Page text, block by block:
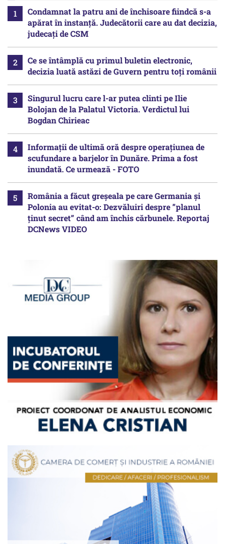
Condamnat la patru ani de închisoare fiindcă s-a
apărat în instanță. Judecătorii care au dat decizia,
judecați de CSM
Ce se întâmplă cu primul buletin electronic,
decizia luată astăzi de Guvern pentru toți românii
Singurul lucru care l-ar putea clinti pe Ilie
Bolojan de la Palatul Victoria. Verdictul lui
Bogdan Chirieac
Informații de ultimă oră despre operațiunea de
scufundare a barjelor în Dunăre. Prima a fost
inundată. Ce urmează - FOTO
România a făcut greșeala pe care Germania și
Polonia au evitat-o: Dezvăluiri despre ”planul
ținut secret” când am închis cărbunele. Reportaj
DCNews VIDEO